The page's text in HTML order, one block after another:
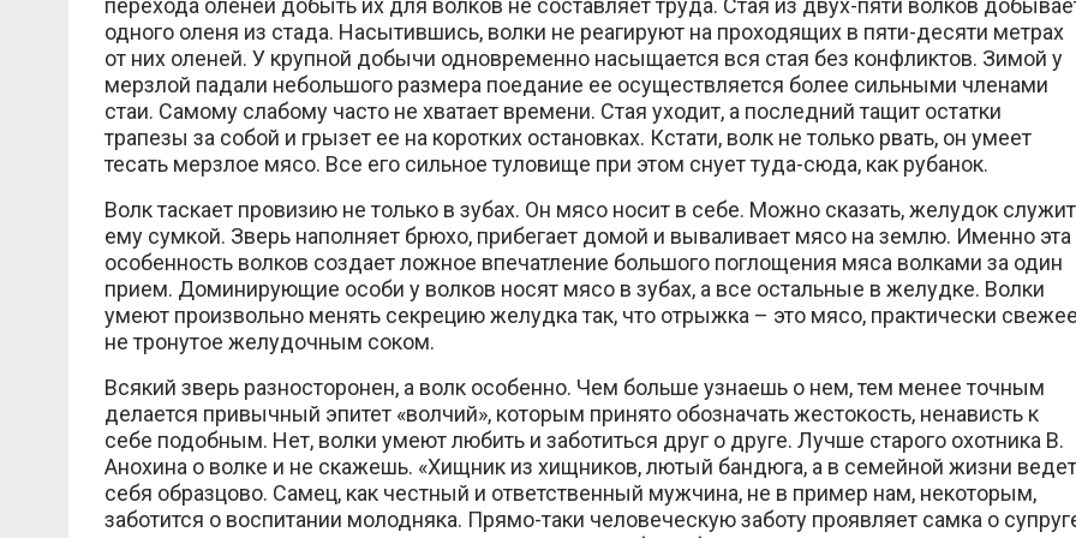
перехода оленей добыть их для волков не составляет труда. Стая из двух-пяти волков
одного оленя из стада. Насытившись, волки не реагируют на проходящих в пяти-десяти метрах
от них оленей. У крупной добычи одновременно насыщается вся стая без конфликтов. Зимой у
мерзлой падали небольшого размера поедание ее осуществляется более сильными членами
стаи. Самому слабому часто не хватает времени. Стая уходит, а последний тащит остатки
трапезы за собой и грызет ее на коротких остановках. Кстати, волк не только рвать, он умеет
тесать мерзлое мясо. Все его сильное туловище при этом снует туда-сюда, как рубанок.
Волк таскает провизию не только в зубах. Он мясо носит в себе. Можно сказать, желудок служит
ему сумкой. Зверь наполняет брюхо, прибегает домой и вываливает мясо на землю. Именно эта
особенность волков создает ложное впечатление большого поглощения мяса волками за один
прием. Доминирующие особи у волков носят мясо в зубах, а все остальные в желудке. Волки
умеют произвольно менять секрецию желудка так, что отрыжка – это мясо, практически
не тронутое желудочным соком.
Всякий зверь разносторонен, а волк особенно. Чем больше узнаешь о нем, тем менее точным
делается привычный эпитет «волчий», которым принято обозначать жестокость, ненависть к
себе подобным. Нет, волки умеют любить и заботиться друг о друге. Лучше старого охотника В.
Анохина о волке и не скажешь. «Хищник из хищников, лютый бандюга, а в семейной жизни ведет
себя образцово. Самец, как честный и ответственный мужчина, не в пример нам, некоторым,
заботится о воспитании молодняка. Прямо-таки человеческую заботу проявляет самка о